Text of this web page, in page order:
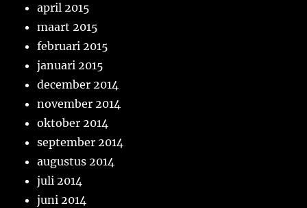
april 2015
maart 2015
februari 2015
januari 2015
december 2014
november 2014
oktober 2014
september 2014
augustus 2014
juli 2014
juni 2014